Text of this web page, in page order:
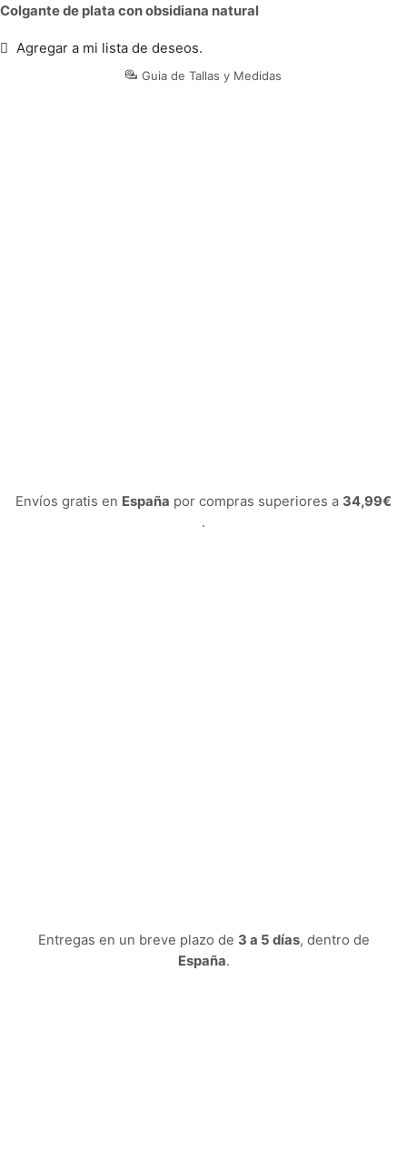
cantidad
Colgante de plata con obsidiana natural
Agregar a mi lista de deseos.
Guia de Tallas y Medidas
Envíos gratis en España por compras superiores a 34,99€
.
Entregas en un breve plazo de 3 a 5 días, dentro de
España.